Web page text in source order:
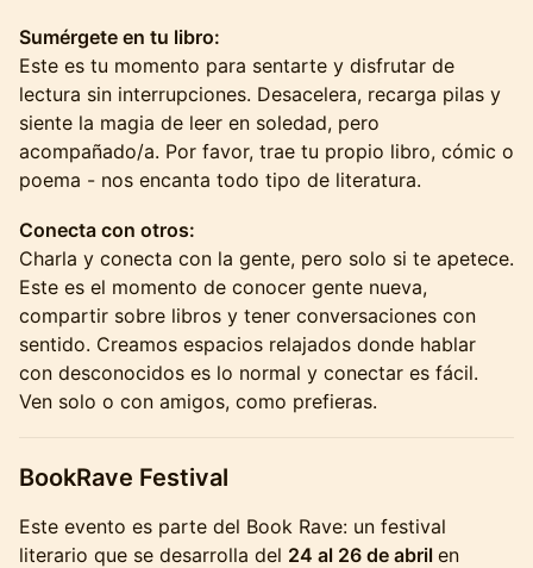
Sumérgete en tu libro:
Este es tu momento para sentarte y disfrutar de
lectura sin interrupciones. Desacelera, recarga pilas y
siente la magia de leer en soledad, pero
acompañado/a. Por favor, trae tu propio libro, cómic o
poema - nos encanta todo tipo de literatura.
Conecta con otros:
Charla y conecta con la gente, pero solo si te apetece.
Este es el momento de conocer gente nueva,
compartir sobre libros y tener conversaciones con
sentido. Creamos espacios relajados donde hablar
con desconocidos es lo normal y conectar es fácil.
Ven solo o con amigos, como prefieras.
BookRave Festival
Este evento es parte del Book Rave: un festival
literario que se desarrolla del 24 al 26 de abril en